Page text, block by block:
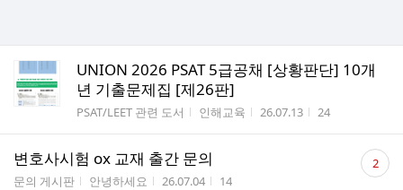
UNION 2026 PSAT 5급공채 [상황판단] 10개
년 기출문제집 [제26판]
게시판명
PSAT/LEET 관련 도서 작성자
인해교육 작성시간
26.07.13 조회수
24
변호사시험 ox 교재 출간 문의
게시판명
문의 게시판 작성자
안녕하세요 작성시간
26.07.04 조회수
14
댓
글 2